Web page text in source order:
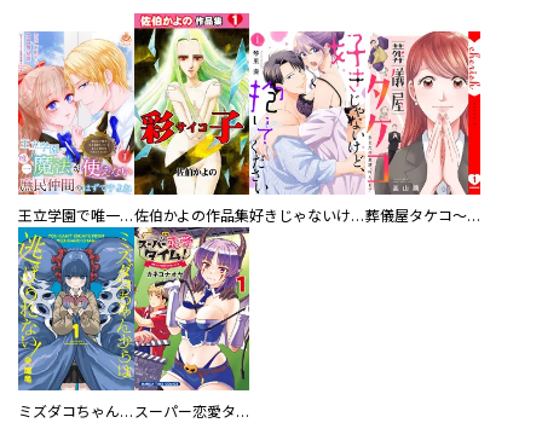
王立学園で唯一魔法が使えない庶民仲間のはずですよね～実は王子様で私を溺愛しているなんて告白はやめてください～佐伯かよの作品集 好きじゃないけど、抱いてください【電子単行本版／特典おまけ付き】 葬儀屋タケコ～あなたの最期、叶えます【電子単行本版】
ミズダコちゃんからは逃げられない！ スーパー恋愛タイム！～現場でドＳな彼女は自宅でデレる～